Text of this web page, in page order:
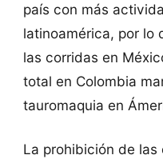
país con más
latinoamérica, por lo
las corridas en
total en Colombia
tauromaquia en
La prohibición de